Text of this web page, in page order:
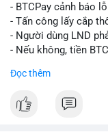
chuyển tiếp theo.
Lời khuyên:
Nhà đầu tư nhỏ lẻ
cùng địa chỉ ví
hành động vội vàng
định hợp lý.
- BTCPay cảnh báo
- Tấn công lấy cắp
- Người dùng LND
- Nếu không, tiền
Đọc thêm